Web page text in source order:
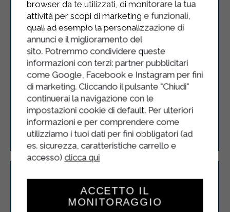
Gnocchi di zucca con crema di
ricotta e salvia
browser da te utilizzati, di monitorare la tua
attività per scopi di marketing e funzionali,
quali ad esempio la personalizzazione di
annunci e il miglioramento del
sito. Potremmo condividere queste
informazioni con terzi: partner pubblicitari
come Google, Facebook e Instagram per fini
di marketing. Cliccando il pulsante "Chiudi"
continuerai la navigazione con le
impostazioni cookie di default. Per ulteriori
informazioni e per comprendere come
utilizziamo i tuoi dati per fini obbligatori (ad
es. sicurezza, caratteristiche carrello e
accesso) clicca qui
ACCETTO IL
MONITORAGGIO